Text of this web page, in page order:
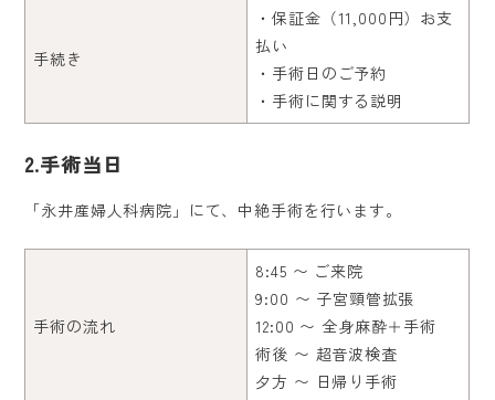
手続き
・保証金（11,000円）お支
払い
・手術日のご予約
・手術に関する説明
2.手術当日
「永井産婦人科病院」にて、中絶手術を行います。
手術の流れ
8:45 〜 ご来院
9:00 〜 子宮頸管拡張
12:00 〜 全身麻酔＋手術
術後 〜 超音波検査
夕方 〜 日帰り手術
ホーム
料金表
診療案内
よくある質問